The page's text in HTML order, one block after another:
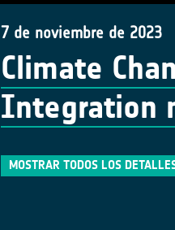
7 de noviembre de 2023
Climate
Integration
MOSTRAR TODOS LOS